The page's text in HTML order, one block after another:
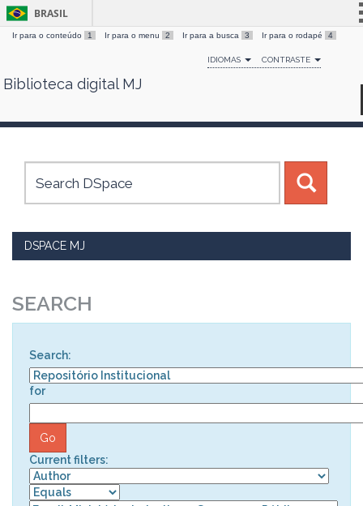
Skip
BRASIL
Simplifique!
Comunica BR
Canais
Ir para o conteúdo 1 Ir para o menu 2 Ir para a busca 3 Ir para o rodapé 4
IDIOMAS CONTRASTE
Biblioteca digital MJ
DSPACE MJ
SEARCH
Search:
for
Current filters: